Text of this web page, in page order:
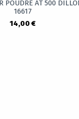
POUDRE AT 500
16617
14,00 €